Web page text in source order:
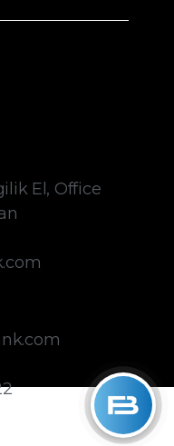
El, Office